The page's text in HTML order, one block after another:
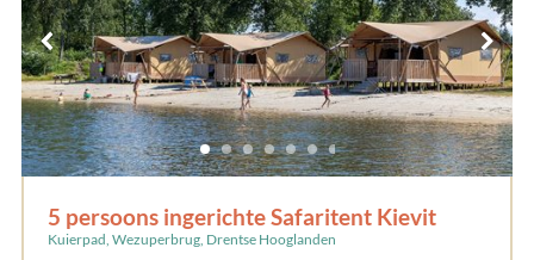
5 persoons ingerichte Safaritent Kievit
Kuierpad, Wezuperbrug, Drentse Hooglanden